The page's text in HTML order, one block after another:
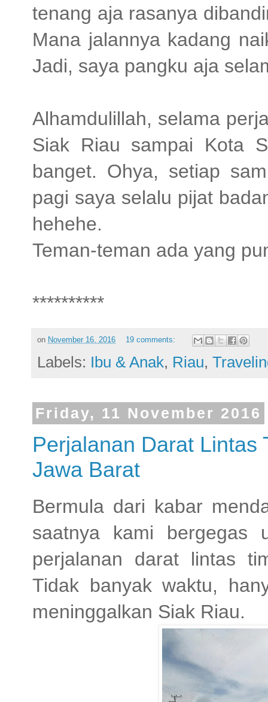
tenang aja rasanya
Mana jalannya kadang
Jadi, saya pangku aja
Alhamdulillah, selama
Siak Riau sampai Kota
banget. Ohya, setiap
pagi saya selalu pijat
hehehe.
Teman-teman ada yang
**********
on November 16, 2016 19 comments:
Labels: Ibu & Anak, Riau,
Friday, 11 November 2016
Perjalanan Darat Lintas
Jawa Barat
Bermula dari kabar
saatnya kami bergegas
perjalanan darat lintas
Tidak banyak waktu,
meninggalkan Siak Riau.